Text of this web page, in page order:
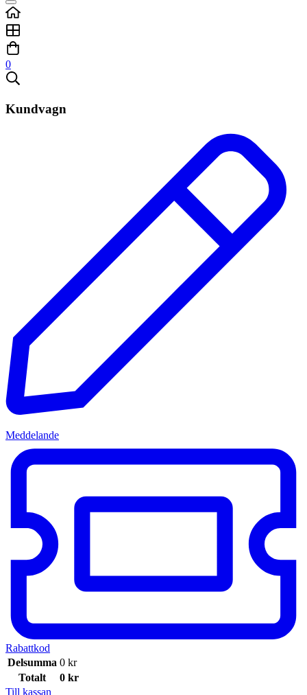
0
Kundvagn
Meddelande
Rabattkod
Delsumma 0 kr
Totalt
0 kr
Till kassan